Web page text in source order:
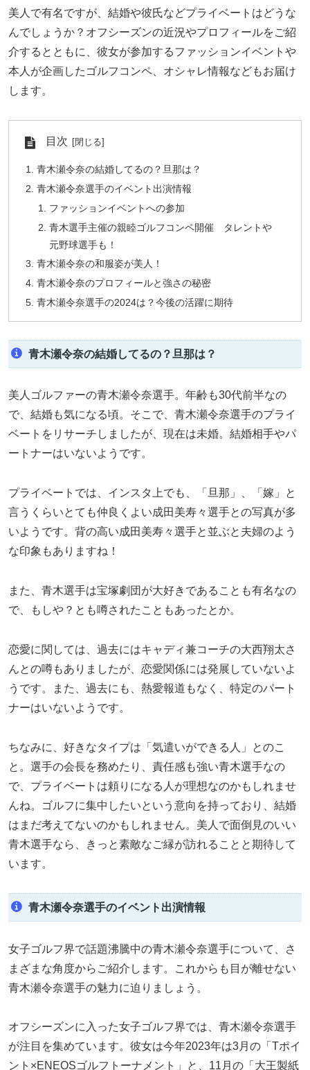
美人で有名ですが、結婚や彼氏などプライベートはどうな
んでしょうか？オフシーズンの近況やプロフィールをご紹
介するとともに、彼女が参加するファッションイベントや
本人が企画したゴルフコンペ、オシャレ情報などもお届け
します。
目次
青木瀬令奈の結婚してるの？旦那は？
青木瀬令奈選手のイベント出演情報
ファッションイベントへの参加
青木選手主催の親睦ゴルフコンペ開催 タレントや
元野球選手も！
青木瀬令奈の和服姿が美人！
青木瀬令奈のプロフィールと強さの秘密
青木瀬令奈選手の2024は？今後の活躍に期待
青木瀬令奈の結婚してるの？旦那は？
美人ゴルファーの青木瀬令奈選手。年齢も30代前半なの
で、結婚も気になる頃。そこで、青木瀬令奈選手のプライ
ベートをリサーチしましたが、現在は未婚。結婚相手やパ
ートナーはいないようです。
プライベートでは、インスタ上でも、「旦那」、「嫁」と
言うくらいとても仲良くよい成田美寿々選手との写真が多
いようです。背の高い成田美寿々選手と並ぶと夫婦のよう
な印象もありますね！
また、青木選手は宝塚劇団が大好きであることも有名なの
で、もしや？とも噂されたこともあったとか。
恋愛に関しては、過去にはキャディ兼コーチの大西翔太さ
んとの噂もありましたが、恋愛関係には発展していないよ
うです。また、過去にも、熱愛報道もなく、特定のパート
ナーはいないようです。
ちなみに、好きなタイプは「気遣いができる人」とのこ
と。選手の会長を務めたり、責任感も強い青木選手なの
で、プライベートは頼りになる人が理想なのかもしれませ
んね。ゴルフに集中したいという意向を持っており、結婚
はまだ考えてないのかもしれません。美人で面倒見のいい
青木選手なら、きっと素敵なご縁が訪れることと期待して
います。
青木瀬令奈選手のイベント出演情報
女子ゴルフ界で話題沸騰中の青木瀬令奈選手について、さ
まざまな角度からご紹介します。これからも目が離せない
青木瀬令奈選手の魅力に迫りましょう。
オフシーズンに入った女子ゴルフ界では、青木瀬令奈選手
が注目を集めています。彼女は今年2023年は3月の「Tポイ
ント×ENEOSゴルフトーナメント」と、11月の「大王製紙